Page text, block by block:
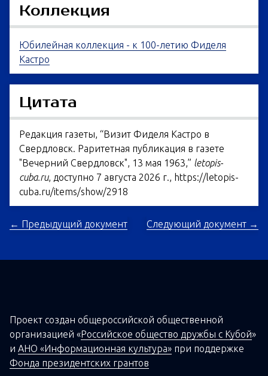
Коллекция
Юбилейная коллекция - к 100-летию Фиделя
Кастро
Цитата
Редакция газеты, “Визит Фиделя Кастро в
Свердловск. Раритетная публикация в газете
"Вечерний Свердловск", 13 мая 1963,” letopis-
cuba.ru, доступно 7 августа 2026 г., https://letopis-
cuba.ru/items/show/2918
← Предыдущий документ Следующий документ →
Проект создан общероссийской общественной
организацией «Российское общество дружбы с Кубой»
и АНО «Информационная культура» при поддержке
Фонда президентских грантов